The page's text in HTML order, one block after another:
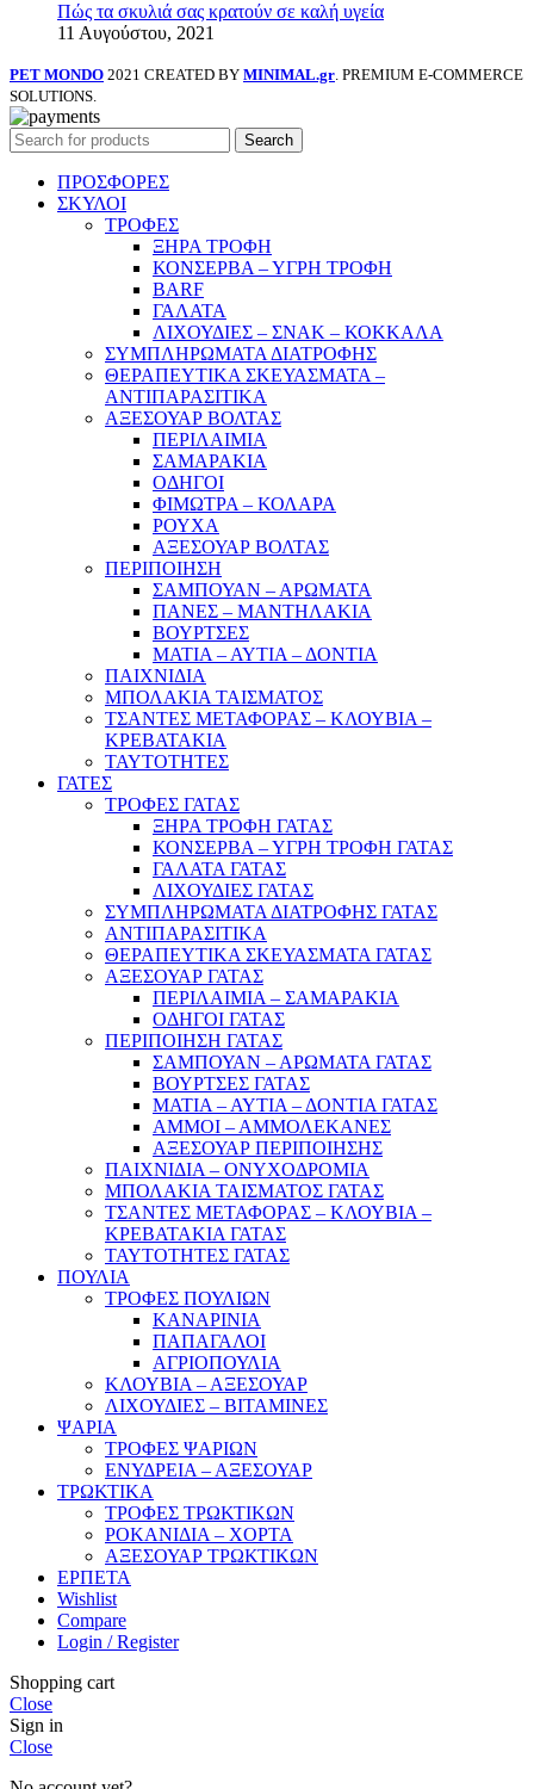
Πώς τα σκυλιά σας κρατούν σε καλή υγεία
11 Αυγούστου, 2021
PET MONDO 2021 CREATED BY MINIMAL.gr. PREMIUM E-COMMERCE
SOLUTIONS.
Search
ΠΡΟΣΦΟΡΕΣ
ΣΚΥΛΟΙ
ΤΡΟΦΕΣ
ΞΗΡΑ ΤΡΟΦΗ
ΚΟΝΣΕΡΒΑ – ΥΓΡΗ ΤΡΟΦΗ
BARF
ΓΑΛΑΤΑ
ΛΙΧΟΥΔΙΕΣ – ΣΝΑΚ – ΚΟΚΚΑΛΑ
ΣΥΜΠΛΗΡΩΜΑΤΑ ΔΙΑΤΡΟΦΗΣ
ΘΕΡΑΠΕΥΤΙΚΑ ΣΚΕΥΑΣΜΑΤΑ –
ΑΝΤΙΠΑΡΑΣΙΤΙΚΑ
ΑΞΕΣΟΥΑΡ ΒΟΛΤΑΣ
ΠΕΡΙΛΑΙΜΙΑ
ΣΑΜΑΡΑΚΙΑ
ΟΔΗΓΟΙ
ΦΙΜΩΤΡΑ – ΚΟΛΑΡΑ
ΡΟΥΧΑ
ΑΞΕΣΟΥΑΡ ΒΟΛΤΑΣ
ΠΕΡΙΠΟΙΗΣΗ
ΣΑΜΠΟΥΑΝ – ΑΡΩΜΑΤΑ
ΠΑΝΕΣ – ΜΑΝΤΗΛΑΚΙΑ
ΒΟΥΡΤΣΕΣ
ΜΑΤΙΑ – ΑΥΤΙΑ – ΔΟΝΤΙΑ
ΠΑΙΧΝΙΔΙΑ
ΜΠΟΛΑΚΙΑ ΤΑΙΣΜΑΤΟΣ
ΤΣΑΝΤΕΣ ΜΕΤΑΦΟΡΑΣ – ΚΛΟΥΒΙΑ –
ΚΡΕΒΑΤΑΚΙΑ
ΤΑΥΤΟΤΗΤΕΣ
ΓΑΤΕΣ
ΤΡΟΦΕΣ ΓΑΤΑΣ
ΞΗΡΑ ΤΡΟΦΗ ΓΑΤΑΣ
ΚΟΝΣΕΡΒΑ – ΥΓΡΗ ΤΡΟΦΗ ΓΑΤΑΣ
ΓΑΛΑΤΑ ΓΑΤΑΣ
ΛΙΧΟΥΔΙΕΣ ΓΑΤΑΣ
ΣΥΜΠΛΗΡΩΜΑΤΑ ΔΙΑΤΡΟΦΗΣ ΓΑΤΑΣ
ΑΝΤΙΠΑΡΑΣΙΤΙΚΑ
ΘΕΡΑΠΕΥΤΙΚΑ ΣΚΕΥΑΣΜΑΤΑ ΓΑΤΑΣ
ΑΞΕΣΟΥΑΡ ΓΑΤΑΣ
ΠΕΡΙΛΑΙΜΙΑ – ΣΑΜΑΡΑΚΙΑ
ΟΔΗΓΟΙ ΓΑΤΑΣ
ΠΕΡΙΠΟΙΗΣΗ ΓΑΤΑΣ
ΣΑΜΠΟΥΑΝ – ΑΡΩΜΑΤΑ ΓΑΤΑΣ
ΒΟΥΡΤΣΕΣ ΓΑΤΑΣ
ΜΑΤΙΑ – ΑΥΤΙΑ – ΔΟΝΤΙΑ ΓΑΤΑΣ
ΑΜΜΟΙ – ΑΜΜΟΛΕΚΑΝΕΣ
ΑΞΕΣΟΥΑΡ ΠΕΡΙΠΟΙΗΣΗΣ
ΠΑΙΧΝΙΔΙΑ – ΟΝΥΧΟΔΡΟΜΙΑ
ΜΠΟΛΑΚΙΑ ΤΑΙΣΜΑΤΟΣ ΓΑΤΑΣ
ΤΣΑΝΤΕΣ ΜΕΤΑΦΟΡΑΣ – ΚΛΟΥΒΙΑ –
ΚΡΕΒΑΤΑΚΙΑ ΓΑΤΑΣ
ΤΑΥΤΟΤΗΤΕΣ ΓΑΤΑΣ
ΠΟΥΛΙΑ
ΤΡΟΦΕΣ ΠΟΥΛΙΩΝ
ΚΑΝΑΡΙΝΙΑ
ΠΑΠΑΓΑΛΟΙ
ΑΓΡΙΟΠΟΥΛΙΑ
ΚΛΟΥΒΙΑ – ΑΞΕΣΟΥΑΡ
ΛΙΧΟΥΔΙΕΣ – ΒΙΤΑΜΙΝΕΣ
ΨΑΡΙΑ
ΤΡΟΦΕΣ ΨΑΡΙΩΝ
ΕΝΥΔΡΕΙΑ – ΑΞΕΣΟΥΑΡ
ΤΡΩΚΤΙΚΑ
ΤΡΟΦΕΣ ΤΡΩΚΤΙΚΩΝ
ΡΟΚΑΝΙΔΙΑ – ΧΟΡΤΑ
ΑΞΕΣΟΥΑΡ ΤΡΩΚΤΙΚΩΝ
ΕΡΠΕΤΑ
Wishlist
Compare
Login / Register
Shopping cart
Close
Sign in
Close